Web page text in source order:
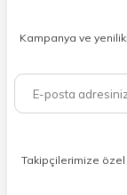
kişisel bakım hem
buluşturuyoruz.
ihtiyacınız olan her
%100 orijinal
vücudunuzu
minerallere kadar
sunuyoruz.
Kampanya ve
Takipçilerimize